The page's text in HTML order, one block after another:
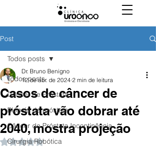
Post
Todos posts
Câncer de Próstata
Biópsia de próstata
Câncer de Próstata Incontinência
Cirurgia Robótica
Todos posts
Casos de câncer de
próstata vão dobrar até
2040, mostra projeção
Dr. Bruno Benigno
12 de abr. de 2024 2 min de leitura
Avaliado com NaN de 5 estrelas.